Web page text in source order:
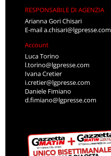
RESPONSABILE DI AGENZIA
Arianna Gori Chisari
E-maila.chisari@lgpresse.com
Account
Luca Torino
l.torino@lgpresse.com
Ivana Cretier
i.cretier@lgpresse.com
Daniele Fimiano
d.fimiano@lgpresse.com